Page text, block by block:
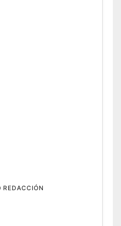
REDACCIÓN